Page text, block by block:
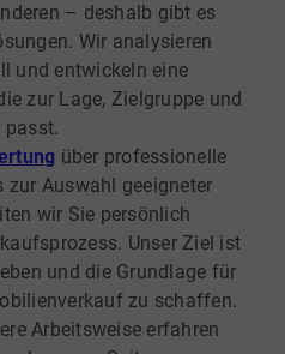
– deshalb gibt es
Wir analysieren
und entwickeln eine
zur Lage, Zielgruppe und
über professionelle
Auswahl geeigneter
wir Sie persönlich
Unser Ziel ist
und die Grundlage für
zu schaffen.
Arbeitsweise erfahren